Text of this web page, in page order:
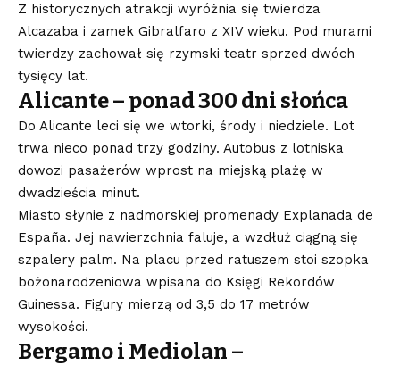
Z historycznych atrakcji wyróżnia się twierdza
Alcazaba i zamek Gibralfaro z XIV wieku. Pod murami
twierdzy zachował się rzymski teatr sprzed dwóch
tysięcy lat.
Alicante – ponad 300 dni słońca
Do Alicante leci się we wtorki, środy i niedziele. Lot
trwa nieco ponad trzy godziny. Autobus z lotniska
dowozi pasażerów wprost na miejską plażę w
dwadzieścia minut.
Miasto słynie z nadmorskiej promenady Explanada de
España. Jej nawierzchnia faluje, a wzdłuż ciągną się
szpalery palm. Na placu przed ratuszem stoi szopka
bożonarodzeniowa wpisana do Księgi Rekordów
Guinessa. Figury mierzą od 3,5 do 17 metrów
wysokości.
Bergamo i Mediolan –